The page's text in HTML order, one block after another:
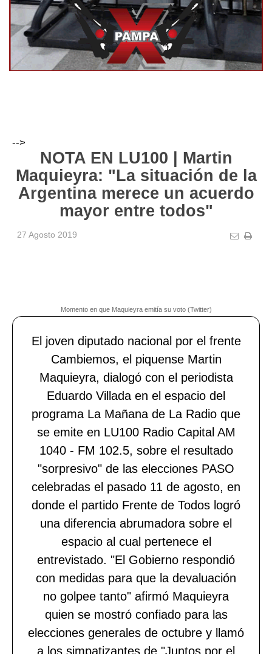
-->
NOTA EN LU100 | Martin
Maquieyra: "La situación de la
Argentina merece un acuerdo
mayor entre todos"
27 Agosto 2019
Momento en que Maquieyra emitía su voto (Twitter)
El joven diputado nacional por el frente
Cambiemos, el piquense Martin
Maquieyra, dialogó con el periodista
Eduardo Villada en el espacio del
programa La Mañana de La Radio que
se emite en LU100 Radio Capital AM
1040 - FM 102.5, sobre el resultado
"sorpresivo" de las elecciones PASO
celebradas el pasado 11 de agosto, en
donde el partido Frente de Todos logró
una diferencia abrumadora sobre el
espacio al cual pertenece el
entrevistado. "El Gobierno respondió
con medidas para que la devaluación
no golpee tanto" afirmó Maquieyra
quien se mostró confiado para las
elecciones generales de octubre y llamó
a los simpatizantes de "Juntos por el